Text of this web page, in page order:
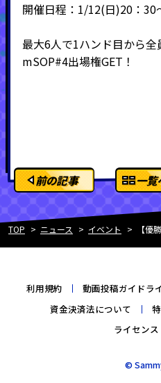
開催日程：1/12(日)20：30
最大6人で1ハンド目から
mSOP#4出場権GET！
前の記事 一覧
TOP ニュース イベント 【優
©
利用規約 動画投稿ガイドラ
資金決済法について
ライセンス